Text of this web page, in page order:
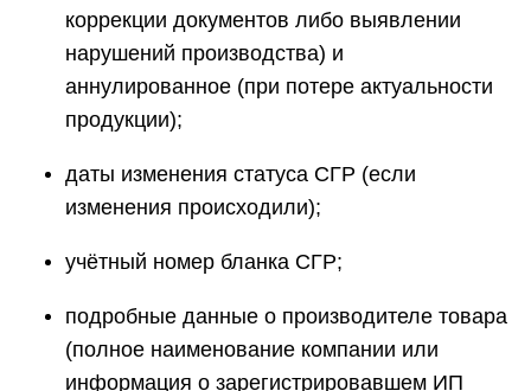
коррекции документов либо выявлении
нарушений производства) и
аннулированное (при потере актуальности
продукции);
даты изменения статуса СГР (если
изменения происходили);
учётный номер бланка СГР;
подробные данные о производителе товара
(полное наименование компании или
информация о зарегистрировавшем ИП